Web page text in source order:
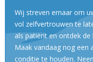
Wij streven ernaar om
vol zelfvertrouwen te
als patiënt en ontdek de
Maak vandaag nog een
conditie te houden.